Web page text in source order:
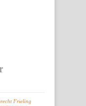
Frieling